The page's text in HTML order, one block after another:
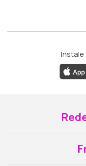
Instale